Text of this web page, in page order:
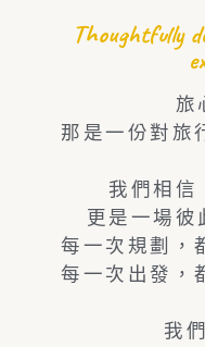
Thoughtfully
旅
那是一份對旅
我們相信
更是一場彼
每一次規劃，
每一次出發，
我